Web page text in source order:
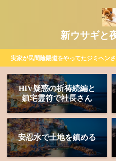
新ウサギと
実家が民間陰陽道をやってたジミヘン
HIV疑惑の祈祷続編と
鎮宅霊符で社長さん
安忍水で土地を鎮める